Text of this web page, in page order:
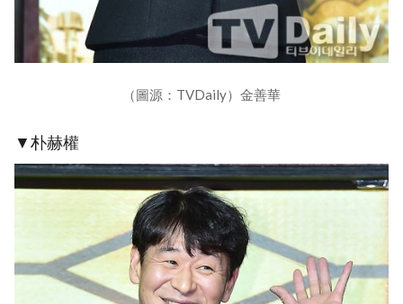
（圖源：TVDaily）金善華
▼朴赫權